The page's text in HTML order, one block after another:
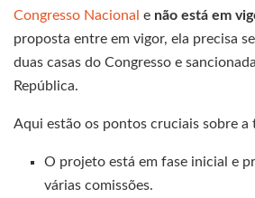
Congresso Nacional e não está em
proposta entre em vigor, ela precisa
duas casas do Congresso e
República.
Aqui estão os pontos cruciais sobre a
O projeto está em fase inicial e
várias comissões.